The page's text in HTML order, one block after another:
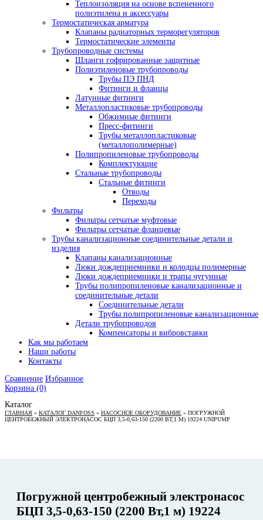
Теплоизоляция на основе вспененного
полиэтилена и аксессуары
Термостатическая арматура
Клапаны радиаторных терморегуляторов
Термостатические элементы
Трубопроводные системы
Шланги гофрированные защитные
Полиэтиленовые трубопроводы
Трубы ПЭ ПНД
Фитинги и фланцы
Латунные фитинги
Металлопластиковые трубопроводы
Обжимные фитинги
Пресс-фитинги
Трубы металлопластиковые
(металлополимерные)
Полипропиленовые трубопроводы
Комплектующие
Стальные трубопроводы
Стальные фитинги
Отводы
Переходы
Фильтры
Фильтры сетчатые муфтовые
Фильтры сетчатые фланцевые
Трубы канализационные соединительные детали и
изделия
Клапаны канализационные
Люки дождеприемники и колодцы полимерные
Люки дождеприемники и трапы чугунные
Трубы полипропиленовые канализационные и
соединительные детали
Соединительные детали
Трубы полипропиленовые канализационные
Детали трубопроводов
Компенсаторы и вибровставки
Как мы работаем
Наши работы
Контакты
Сравнение Избранное
Корзина (0)
Каталог
ГЛАВНАЯ » КАТАЛОГ DANFOSS » НАСОСНОЕ ОБОРУДОВАНИЕ » ПОГРУЖНОЙ
ЦЕНТРОБЕЖНЫЙ ЭЛЕКТРОНАСОС БЦП 3,5-0,63-150 (2200 ВТ,1 М) 19224 UNIPUMP
Погружной центробежный электронасос
БЦП 3,5-0,63-150 (2200 Вт,1 м) 19224